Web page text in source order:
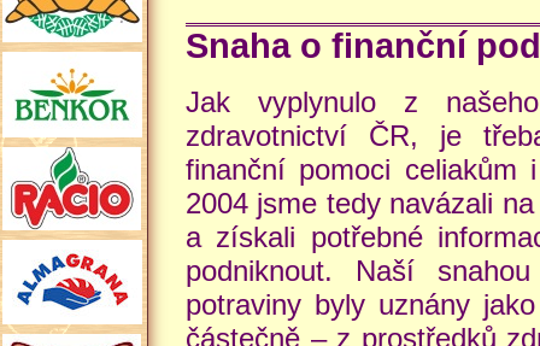
Snaha o finanční
Jak vyplynulo z
zdravotnictví ČR, je
finanční pomoci
2004 jsme tedy navázali
a získali potřebné
podniknout. Naší
potraviny byly uznány
částečně – z prostředků